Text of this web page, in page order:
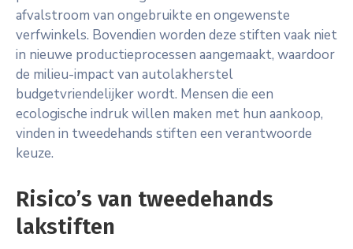
afvalstroom van ongebruikte en ongewenste
verfwinkels. Bovendien worden deze stiften vaak niet
in nieuwe productieprocessen aangemaakt, waardoor
de milieu-impact van autolakherstel
budgetvriendelijker wordt. Mensen die een
ecologische indruk willen maken met hun aankoop,
vinden in tweedehands stiften een verantwoorde
keuze.
Risico’s van tweedehands
lakstiften